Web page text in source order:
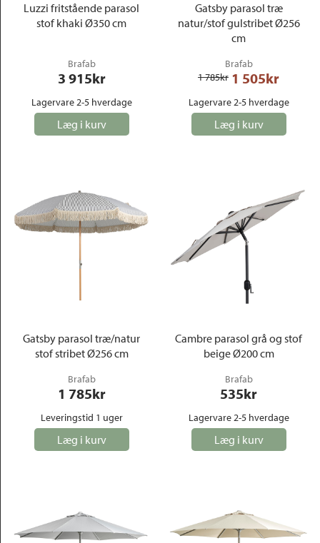
Luzzi fritstående parasol
stof khaki Ø350 cm
Brafab
3 915kr
Lagervare 2-5 hverdage
Læg i kurv
Gatsby parasol træ
natur/stof gulstribet Ø256
cm
Brafab
1 785kr 1 505kr
Lagervare 2-5 hverdage
Læg i kurv
Gatsby parasol træ/natur
stof stribet Ø256 cm
Brafab
1 785kr
Leveringstid 1 uger
Læg i kurv
Cambre parasol grå og stof
beige Ø200 cm
Brafab
535kr
Lagervare 2-5 hverdage
Læg i kurv